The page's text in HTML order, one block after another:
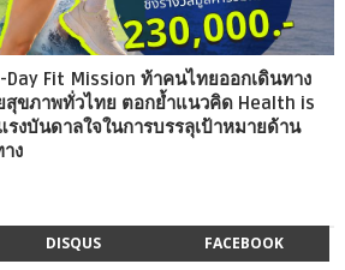
Day Fit Mission ท้าคนไทยออกเดินทาง
ขภาพทั่วไทย ตอกย้ำแนวคิด Health is
รงบันดาลใจในการบรรลุเป้าหมายด้าน
ง
DISQUS FACEBOOK